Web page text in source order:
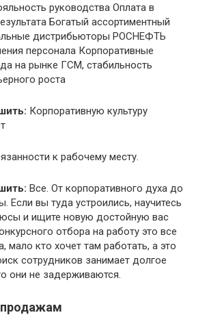
руководства Оплата в
Богатый ассортиментный
дистрибьюторы РОСНЕФТЬ
персонала Корпоративные
на рынке ГСМ, стабильность
роста
Корпоративную культуру
к рабочему месту.
Все. От корпоративного духа до
Если вы туда устроились, научитесь
и ищите новую достойную вас
отбора на работу это все
мало кто хочет там работать, а это
сотрудников занимает долгое
они не задерживаются.